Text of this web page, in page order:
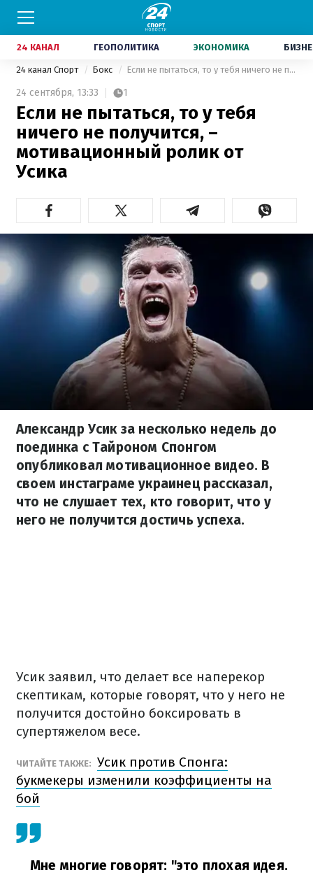
24 КАНАЛ ГЕОПОЛИТИКА ЭКОНОМИКА
24 канал Спорт Бокс Если не пытаться, то у тебя ничего не получится, – мотивационный ролик от Усика
24 сентября, 13:33 1
Если не пытаться, то у тебя
ничего не получится, –
мотивационный ролик от
Усика
Александр Усик за несколько недель до
поединка с Тайроном Спонгом
опубликовал мотивационное видео. В
своем инстаграме украинец рассказал,
что не слушает тех, кто говорит, что у
него не получится достичь успеха.
Усик заявил, что делает все наперекор
скептикам, которые говорят, что у него не
получится достойно боксировать в
супертяжелом весе.
ЧИТАЙТЕ ТАКЖЕ: Усик против Спонга:
букмекеры изменили коэффициенты на
бой
Мне многие говорят: "это плохая идея.